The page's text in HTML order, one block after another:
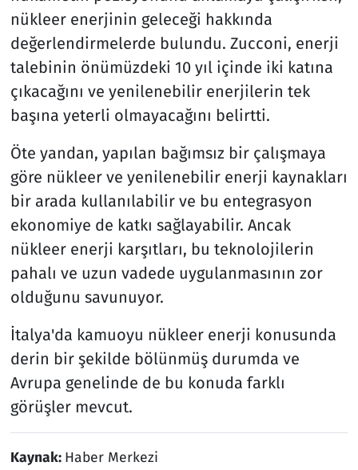
nükleer enerjinin geleceği hakkında
değerlendirmelerde bulundu. Zucconi, enerji
talebinin önümüzdeki 10 yıl içinde iki katına
çıkacağını ve yenilenebilir enerjilerin tek
başına yeterli olmayacağını belirtti.
Öte yandan, yapılan bağımsız bir çalışmaya
göre nükleer ve yenilenebilir enerji kaynakları
bir arada kullanılabilir ve bu entegrasyon
ekonomiye de katkı sağlayabilir. Ancak
nükleer enerji karşıtları, bu teknolojilerin
pahalı ve uzun vadede uygulanmasının zor
olduğunu savunuyor.
İtalya'da kamuoyu nükleer enerji konusunda
derin bir şekilde bölünmüş durumda ve
Avrupa genelinde de bu konuda farklı
görüşler mevcut.
Kaynak: Haber Merkezi